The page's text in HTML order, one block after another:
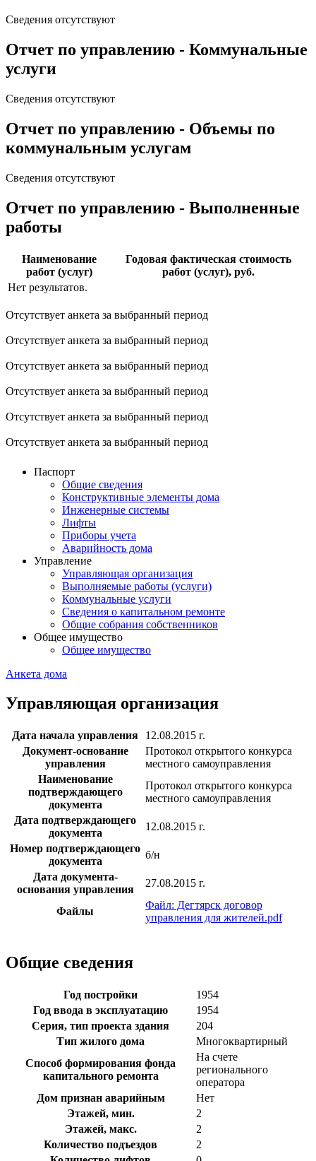
Сведения отсутствуют
Отчет по управлению - Коммунальные
услуги
Сведения отсутствуют
Отчет по управлению - Объемы по
коммунальным услугам
Сведения отсутствуют
Отчет по управлению - Выполненные
работы
Наименование
работ (услуг)
Годовая фактическая стоимость
работ (услуг), руб.
Нет результатов.
Отсутствует анкета за выбранный период
Отсутствует анкета за выбранный период
Отсутствует анкета за выбранный период
Отсутствует анкета за выбранный период
Отсутствует анкета за выбранный период
Отсутствует анкета за выбранный период
Паспорт
Общие сведения
Конструктивные элементы дома
Инженерные системы
Лифты
Приборы учета
Аварийность дома
Управление
Управляющая организация
Выполняемые работы (услуги)
Коммунальные услуги
Сведения о капитальном ремонте
Общие собрания собственников
Общее имущество
Общее имущество
Анкета дома
Управляющая организация
Дата начала управления
12.08.2015 г.
Документ-основание
управления
Протокол открытого конкурса
местного самоуправления
Наименование
подтверждающего
документа
Протокол открытого конкурса
местного самоуправления
Дата подтверждающего
документа
12.08.2015 г.
Номер подтверждающего
документа
б/н
Дата документа-
основания управления
27.08.2015 г.
Файлы
Файл: Дегтярск договор
управления для жителей.pdf
Общие сведения
Год постройки
1954
Год ввода в эксплуатацию
1954
Серия, тип проекта здания
204
Тип жилого дома
Многоквартирный
Способ формирования фонда
капитального ремонта
На счете
регионального
оператора
Дом признан аварийным
Нет
Этажей, мин.
2
Этажей, макс.
2
Количество подъездов
2